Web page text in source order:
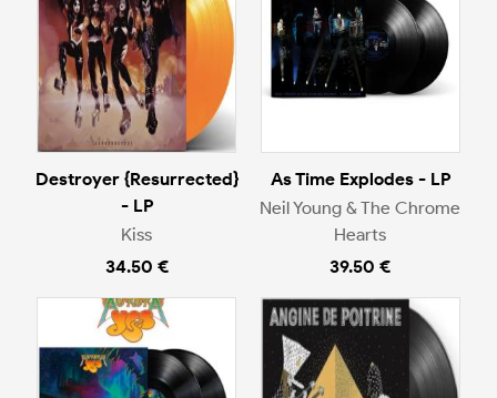
Destroyer {Resurrected}
- LP
Kiss
34.50 €
As Time Explodes - LP
Neil Young & The Chrome
Hearts
39.50 €